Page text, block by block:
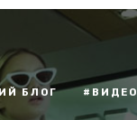
БЛОГ #ВИДЕО